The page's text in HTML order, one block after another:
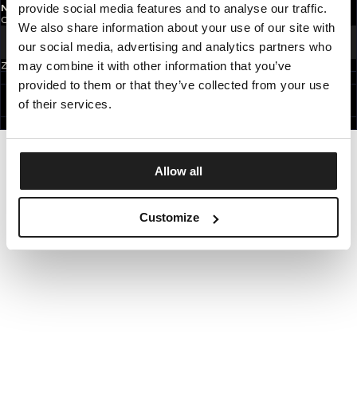
provide social media features and to analyse our traffic.
We also share information about your use of our site with
our social media, advertising and analytics partners who
may combine it with other information that you’ve
provided to them or that they’ve collected from your use
of their services.
Allow all
Customize
NEWSLETTER
Chcesz otrzymywać informacje o najnowszych promocjach i nowościach?
Email address
ZAREJESTRUJ SIĘ
Zapisując się do newslettera akceptujeszpolitykę prywatności.
POLAND
©1997 - 2026 PITBULL WSZELKIE PRAWA ZASTRZEŻONE.